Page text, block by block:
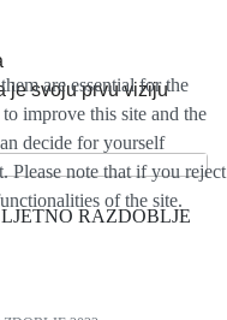
je svoju prvu viziju
RAZDOBLJE
are essential for the
improve this site and the
decide for yourself
Please note that if you reject
of the site.